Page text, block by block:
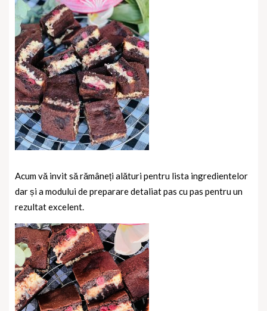
Acum vă invit să rămâneți alături pentru lista ingredientelor
dar și a modului de preparare detaliat pas cu pas pentru un
rezultat excelent.